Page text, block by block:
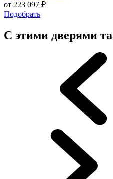
от 223 097 ₽
Подобрать
С этими дверями